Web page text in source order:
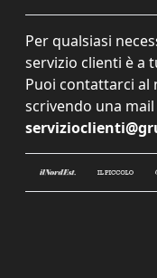
Per qualsiasi
servizio clienti è a
Puoi contattarci al
scrivendo una mail